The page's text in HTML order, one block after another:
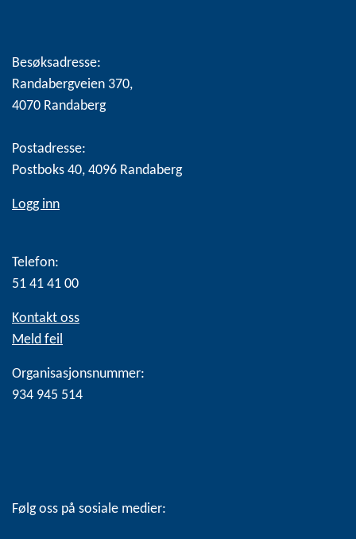
Besøksadresse:
Randabergveien 370,
4070 Randaberg
Postadresse:
Postboks 40, 4096 Randaberg
Logg inn
Telefon:
51 41 41 00
Kontakt oss
Meld feil
Organisasjonsnummer:
934 945 514
Følg oss på sosiale medier: